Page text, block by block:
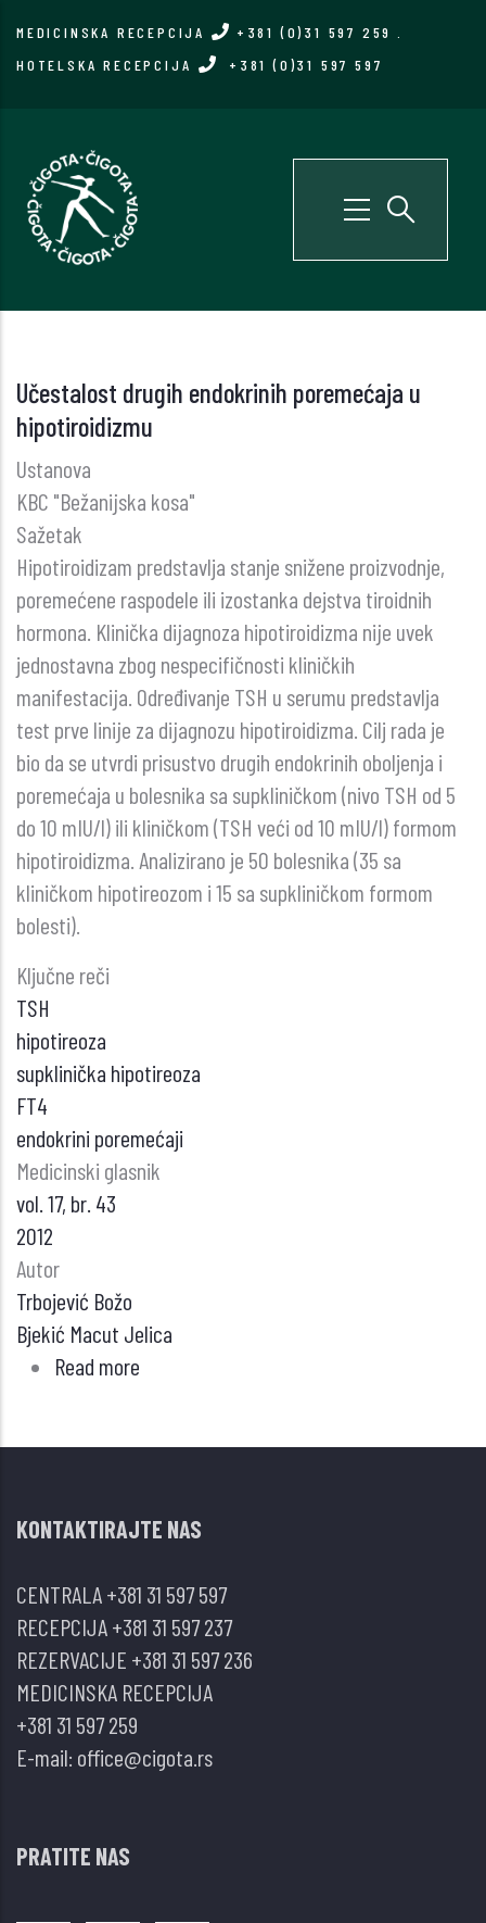
MEDICINSKA RECEPCIJA +381 (0)31 597 259
HOTELSKA RECEPCIJA
+381 (0)31 597 597
Učestalost drugih endokrinih poremećaja u
hipotiroidizmu
Ustanova
KBC "Bežanijska kosa"
Sažetak
Hipotiroidizam predstavlja stanje snižene proizvodnje,
poremećene raspodele ili izostanka dejstva tiroidnih
hormona. Klinička dijagnoza hipotiroidizma nije uvek
jednostavna zbog nespecifičnosti kliničkih
manifestacija. Određivanje TSH u serumu predstavlja
test prve linije za dijagnozu hipotiroidizma. Cilj rada je
bio da se utvrdi prisustvo drugih endokrinih oboljenja i
poremećaja u bolesnika sa supkliničkom (nivo TSH od 5
do 10 mIU/l) ili kliničkom (TSH veći od 10 mIU/l) formom
hipotiroidizma. Analizirano je 50 bolesnika (35 sa
kliničkom hipotireozom i 15 sa supkliničkom formom
bolesti).
Ključne reči
TSH
hipotireoza
supklinička hipotireoza
FT4
endokrini poremećaji
Medicinski glasnik
vol. 17, br. 43
2012
Autor
Trbojević Božo
Bjekić Macut Jelica
Read more
u
KONTAKTIRAJTE NAS
CENTRALA+381 31 597 597
RECEPCIJA+381 31 597 237
REZERVACIJE +381 31 597 236
MEDICINSKA RECEPCIJA
+381 31 597 259
E-mail: office@cigota.rs
PRATITE NAS